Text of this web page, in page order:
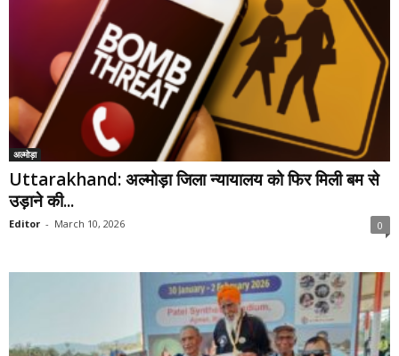
अल्मोड़ा
Uttarakhand: अल्मोड़ा जिला न्यायालय को फिर मिली बम से
उड़ाने की...
Editor - March 10, 2026 0